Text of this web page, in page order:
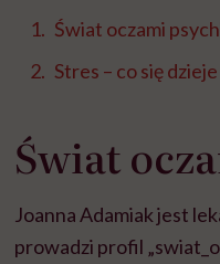
Świat oczami
Stres – co się
Świat
Joanna Adamiak jest
prowadzi profil